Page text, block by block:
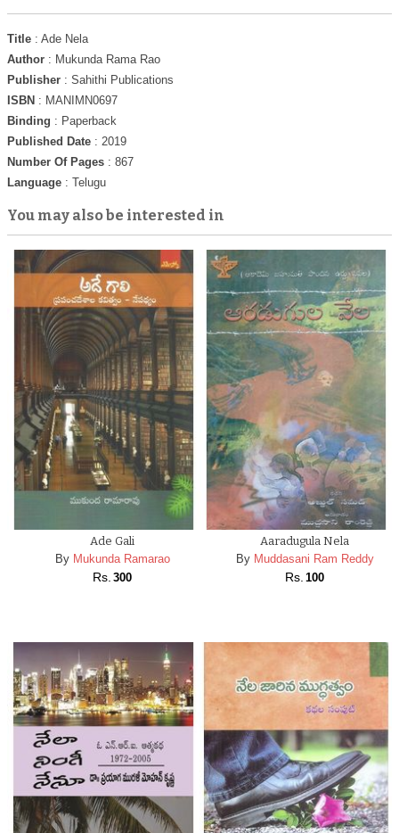
Title : Ade Nela
Author : Mukunda Rama Rao
Publisher : Sahithi Publications
ISBN : MANIMN0697
Binding : Paperback
Published Date : 2019
Number Of Pages : 867
Language : Telugu
You may also be interested in
Ade Gali
By Mukunda Ramarao
Rs. 300
Aaradugula Nela
By Muddasani Ram Reddy
Rs. 100